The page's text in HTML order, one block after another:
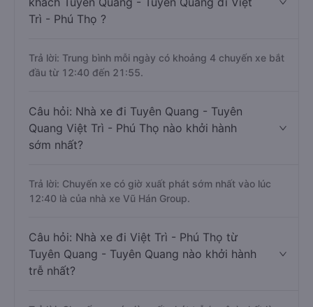
Trì - Phú Thọ ?
Trả lời: Trung bình mỗi ngày có khoảng 4 chuyến xe bắt
đầu từ 12:40 đến 21:55.
Câu hỏi: Nhà xe đi Tuyên Quang - Tuyên
Quang Việt Trì - Phú Thọ nào khởi hành
sớm nhất?
Trả lời: Chuyến xe có giờ xuất phát sớm nhất vào lúc
12:40 là của nhà xe Vũ Hán Group.
Câu hỏi: Nhà xe đi Việt Trì - Phú Thọ từ
Tuyên Quang - Tuyên Quang nào khởi hành
trễ nhất?